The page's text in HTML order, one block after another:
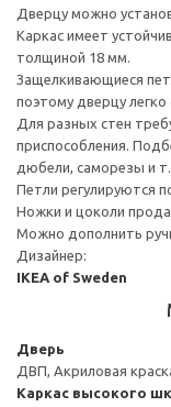
Дверцу можно
Каркас имеет
толщиной 18 мм.
Защелкивающиеся
поэтому дверцу легко
Для разных стен
приспособления.
дюбели, саморезы и т.
Петли регулируются
Ножки и цоколи
Можно дополнить
Дизайнер:
IKEA of Sweden
Дверь
ДВП, Акриловая
Каркас высокого